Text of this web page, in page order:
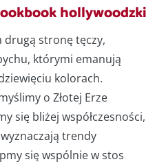
hollywoodzki
drugą stronę tęczy,
którymi emanują
kolorach.
o Złotej Erze
się bliżej współczesności,
trendy
się wspólnie w stos